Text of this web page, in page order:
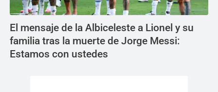
El mensaje de la Albiceleste a Lionel y su
familia tras la muerte de Jorge Messi:
Estamos con ustedes